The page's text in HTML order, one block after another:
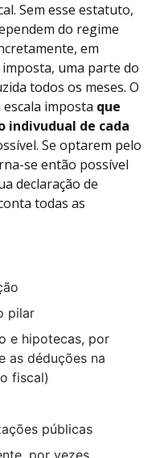
Sem esse estatuto,
do regime
em
uma parte do
todos os meses. O
imposta que
indivudual de cada
Se optarem pelo
se então possível
declaração de
todas as
pilar
e hipotecas, por
as déduções na
fiscal)
públicas